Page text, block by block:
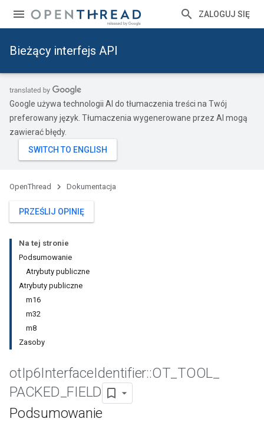
ZALOGUJ SIĘ
Bieżący interfejs API
Google używa technologii AI do tłumaczenia treści na Twój
preferowany język. Tłumaczenia wygenerowane przez AI mogą
zawierać błędy.
OpenThread Dokumentacja
PRZEŚLIJ OPINIĘ
Na tej stronie
Podsumowanie
Atrybuty publiczne
Atrybuty publiczne
m16
m32
m8
Zasoby
otIp6InterfaceIdentifier::OT TOOL
PACKED FIELD
Podsumowanie